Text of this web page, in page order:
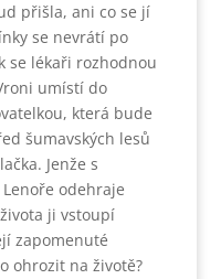
přišla, ani co se jí
se nevrátí po
se lékaři rozhodnou
umístí do
která bude
šumavských lesů
Jenže s
odehraje
ji vstoupí
zapomenuté
ohrozit na životě?